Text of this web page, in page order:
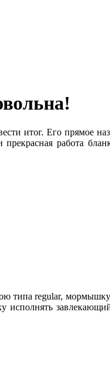
итог. Его прямое
работа
типа regular,
исполнять